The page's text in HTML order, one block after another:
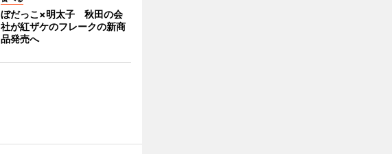
ぼだっこ×明太子 秋田の会
社が紅ザケのフレークの新商
品発売へ